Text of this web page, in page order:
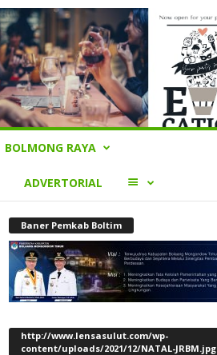
BOLMONG RAYA
ADVERTORIAL LAINNYA
Baner Pemkab Boltim
http://www.lensasulut.com/wp-
content/uploads/2021/12/NATAL-JRBM.jpg